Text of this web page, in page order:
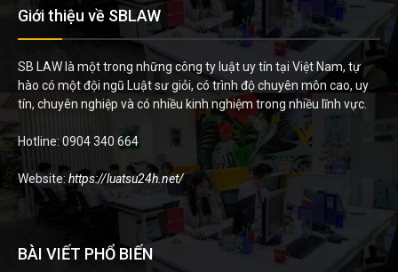
Giới thiệu về SBLAW
SB LAW là một trong những công ty luật uy tín tại Việt Nam, tự
hào có một đội ngũ Luật sư giỏi, có trình độ chuyên môn cao, uy
tín, chuyên nghiệp và có nhiều kinh nghiệm trong nhiều lĩnh vực.
Hotline: 0904 340 664
Website: https://luatsu24h.net/
BÀI VIẾT PHỔ BIẾN